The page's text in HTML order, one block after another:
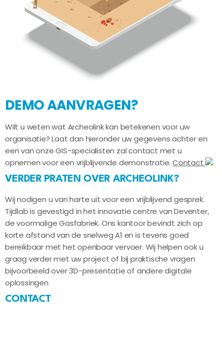
DEMO AANVRAGEN?
Wilt u weten wat Archeolink kan betekenen voor uw
organisatie? Laat dan hieronder uw gegevens achter en
een van onze GIS-specialisten zal contact met u
opnemen voor een vrijblijvende demonstratie. Contact
VERDER PRATEN OVER ARCHEOLINK?
Wij nodigen u van harte uit voor een vrijblijvend gesprek.
Tijdlab is gevestigd in het innovatie centre van Deventer,
de voormalige Gasfabriek. Ons kantoor bevindt zich op
korte afstand van de snelweg A1 en is tevens goed
bereikbaar met het openbaar vervoer. Wij helpen ook u
graag verder met uw project of bij praktische vragen
bijvoorbeeld over 3D-presentatie of andere digitale
oplossingen
CONTACT